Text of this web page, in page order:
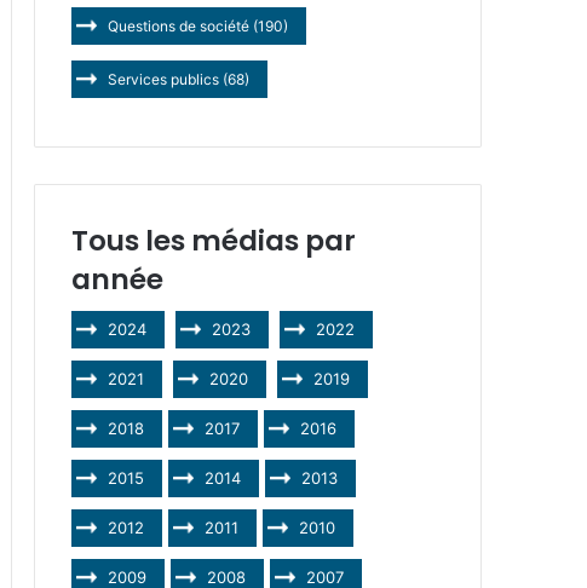
Questions de société (190)
Services publics (68)
Tous les médias par
année
2024 2023 2022
2021 2020 2019
2018 2017 2016
2015 2014 2013
2012 2011 2010
2009 2008 2007